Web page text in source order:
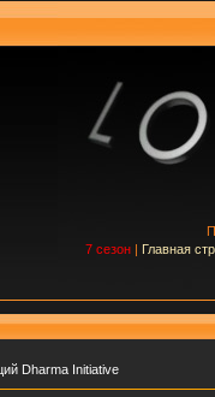
7 сезон | Главная
Dharma Initiative